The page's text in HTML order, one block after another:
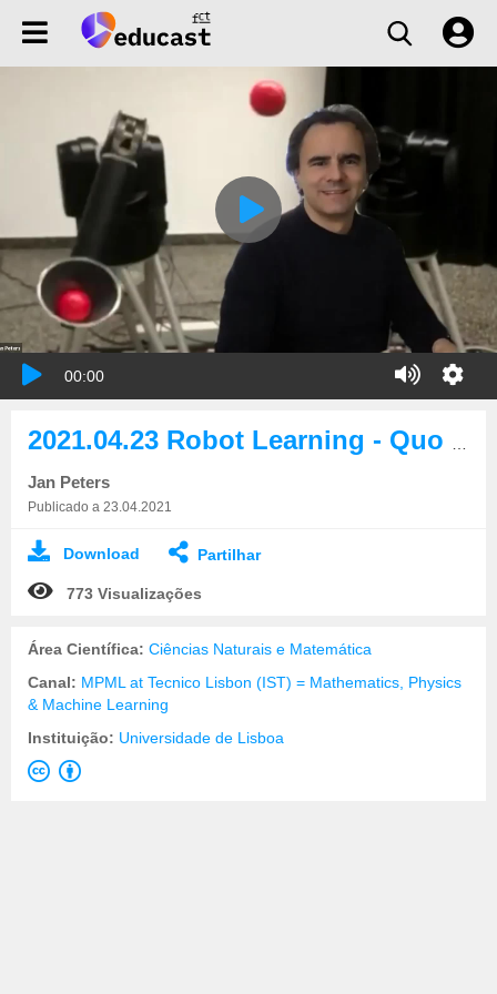
00:00
Jan Peters
Publicado a 23.04.2021
Download Partilhar
773 Visualizações
Área Científica: Ciências Naturais e Matemática
Canal: MPML at Tecnico Lisbon (IST) = Mathematics, Physics
& Machine Learning
Instituição: Universidade de Lisboa